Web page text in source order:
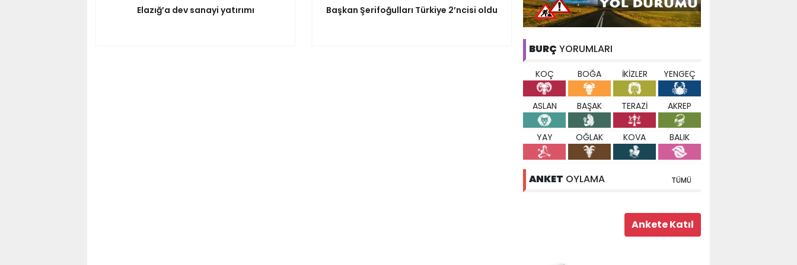
Elazığ’a dev sanayi yatırımı Başkan Şerifoğulları Türkiye 2’ncisi oldu
BURÇ YORUMLARI
KOÇ BOĞA İKİZLER YENGEÇ
ASLAN BAŞAK TERAZİ AKREP
YAY OĞLAK KOVA BALIK
ANKET OYLAMA TÜMÜ